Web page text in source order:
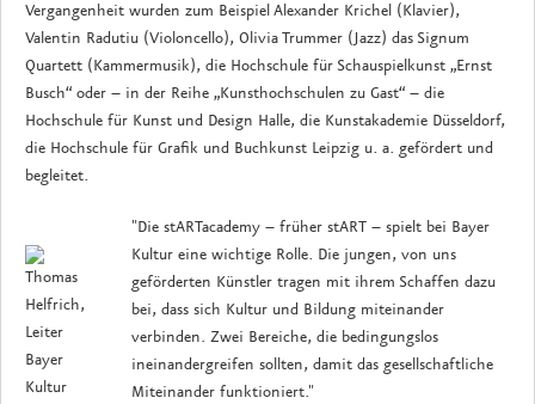
Vergangenheit wurden zum Beispiel Alexander Krichel (Klavier),
Valentin Radutiu (Violoncello), Olivia Trummer (Jazz) das Signum
Quartett (Kammermusik), die Hochschule für Schauspielkunst „Ernst
Busch“ oder – in der Reihe „Kunsthochschulen zu Gast“ – die
Hochschule für Kunst und Design Halle, die Kunstakademie Düsseldorf,
die Hochschule für Grafik und Buchkunst Leipzig u. a. gefördert und
begleitet.
"Die stARTacademy – früher stART – spielt bei Bayer
Kultur eine wichtige Rolle. Die jungen, von uns
geförderten Künstler tragen mit ihrem Schaffen dazu
bei, dass sich Kultur und Bildung miteinander
verbinden. Zwei Bereiche, die bedingungslos
ineinandergreifen sollten, damit das gesellschaftliche
Miteinander funktioniert."